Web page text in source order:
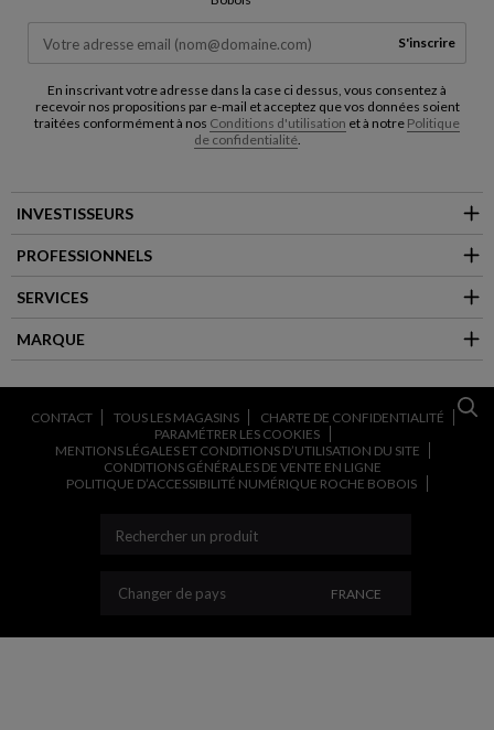
S'inscrire
En inscrivant votre adresse dans la case ci dessus, vous consentez à
recevoir nos propositions par e-mail et acceptez que vos données soient
traitées conformément à nos Conditions d'utilisation et à notre Politique
de confidentialité.
INVESTISSEURS
PROFESSIONNELS
SERVICES
MARQUE
CONTACT TOUS LES MAGASINS
CHARTE DE CONFIDENTIALITÉ
PARAMÉTRER LES COOKIES
MENTIONS LÉGALES ET CONDITIONS D’UTILISATION DU SITE
CONDITIONS GÉNÉRALES DE VENTE EN LIGNE
POLITIQUE D’ACCESSIBILITÉ NUMÉRIQUE ROCHE BOBOIS
Changer de pays CHANGER DE PAYS
FRANCE